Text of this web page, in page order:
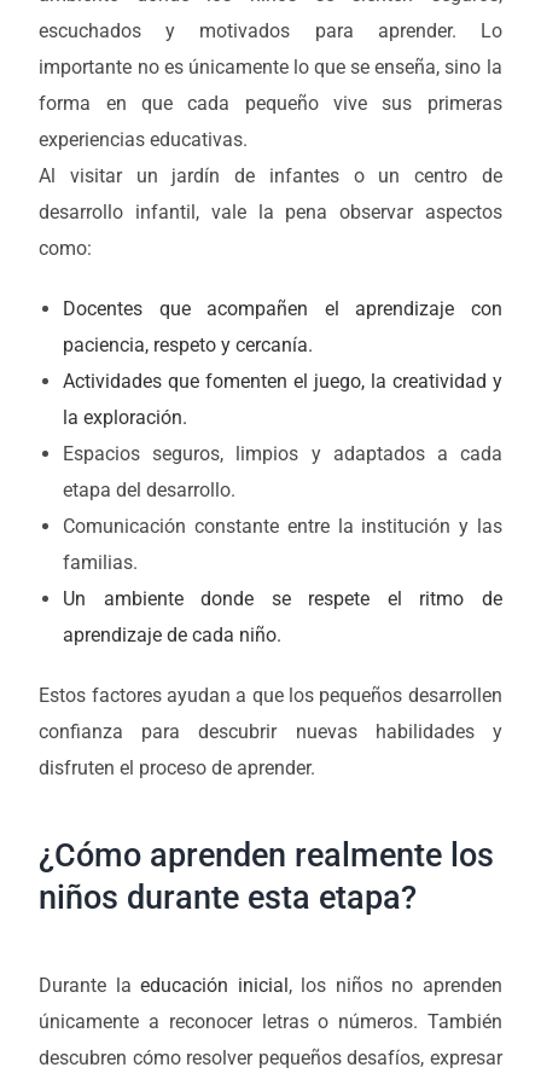
escuchados y motivados para aprender. Lo
importante no es únicamente lo que se enseña, sino la
forma en que cada pequeño vive sus primeras
experiencias educativas.
Al visitar un jardín de infantes o un centro de
desarrollo infantil, vale la pena observar aspectos
como:
Docentes que acompañen el aprendizaje con
paciencia, respeto y cercanía.
Actividades que fomenten el juego, la creatividad y
la exploración.
Espacios seguros, limpios y adaptados a cada
etapa del desarrollo.
Comunicación constante entre la institución y las
familias.
Un ambiente donde se respete el ritmo de
aprendizaje de cada niño.
Estos factores ayudan a que los pequeños desarrollen
confianza para descubrir nuevas habilidades y
disfruten el proceso de aprender.
¿Cómo aprenden realmente los
niños durante esta etapa?
Durante laeducación inicial, los niños no aprenden
únicamente a reconocer letras o números. También
descubren cómo resolver pequeños desafíos, expresar